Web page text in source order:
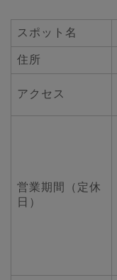
スポット名
住所
アクセス
営業期間（定休
日）